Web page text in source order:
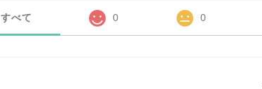
すべて 0 0